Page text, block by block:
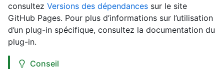
consultez Versions des dépendances sur le site
GitHub Pages. Pour plus d’informations sur l’utilisation
d’un plug-in spécifique, consultez la documentation du
plug-in.
Conseil